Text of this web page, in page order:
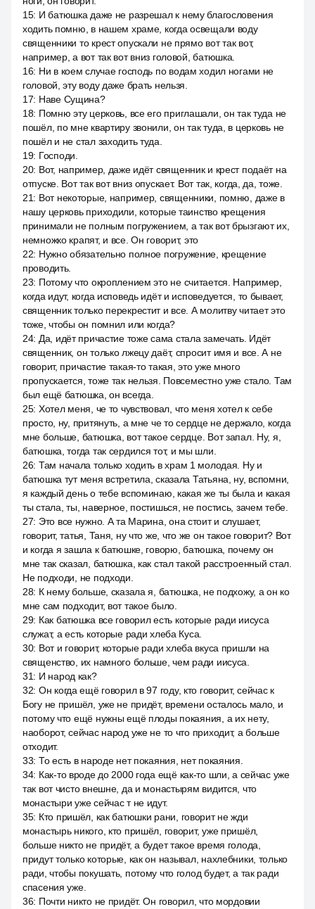
15: И батюшка даже не разрешал к нему благословения
ходить помню, в нашем храме, когда освещали воду
священники то крест опускали не прямо вот так вот,
например, а вот так вот вниз головой, батюшка.
16: Ни в коем случае господь по водам ходил ногами не
головой, эту воду даже брать нельзя.
17: Наве Сущина?
18: Помню эту церковь, все его приглашали, он так туда не
пошёл, по мне квартиру звонили, он так туда, в церковь не
пошёл и не стал заходить туда.
19: Господи.
20: Вот, например, даже идёт священник и крест подаёт на
отпуске. Вот так вот вниз опускает. Вот так, когда, да, тоже.
21: Вот некоторые, например, священники, помню, даже в
нашу церковь приходили, которые таинство крещения
принимали не полным погружением, а так вот брызгают их,
немножко крапят, и все. Он говорит, это
22: Нужно обязательно полное погружение, крещение
проводить.
23: Потому что окроплением это не считается. Например,
когда идут, когда исповедь идёт и исповедуется, то бывает,
священник только перекрестит и все. А молитву читает это
тоже, чтобы он помнил или когда?
24: Да, идёт причастие тоже сама стала замечать. Идёт
священник, он только лжецу даёт, спросит имя и все. А не
говорит, причастие такая-то такая, это уже много
пропускается, тоже так нельзя. Повсеместно уже стало. Там
был ещё батюшка, он всегда.
25: Хотел меня, че то чувствовал, что меня хотел к себе
просто, ну, притянуть, а мне че то сердце не держало, когда
мне больше, батюшка, вот такое сердце. Вот запал. Ну, я,
батюшка, тогда так сердился тот, и мы шли.
26: Там начала только ходить в храм 1 молодая. Ну и
батюшка тут меня встретила, сказала Татьяна, ну, вспомни,
я каждый день о тебе вспоминаю, какая же ты была и какая
ты стала, ты, наверное, постишься, не постись, зачем тебе.
27: Это все нужно. А та Марина, она стоит и слушает,
говорит, татья, Таня, ну что же, что же он такое говорит? Вот
и когда я зашла к батюшке, говорю, батюшка, почему он
мне так сказал, батюшка, как стал такой расстроенный стал.
Не подходи, не подходи.
28: К нему больше, сказала я, батюшка, не подхожу, а он ко
мне сам подходит, вот такое было.
29: Как батюшка все говорил есть которые ради иисуса
служат, а есть которые ради хлеба Куса.
30: Вот и говорит, которые ради хлеба вкуса пришли на
священство, их намного больше, чем ради иисуса.
31: И народ как?
32: Он когда ещё говорил в 97 году, кто говорит, сейчас к
Богу не пришёл, уже не придёт, времени осталось мало, и
потому что ещё нужны ещё плоды покаяния, а их нету,
наоборот, сейчас народ уже не то что приходит, а больше
отходит.
33: То есть в народе нет покаяния, нет покаяния.
34: Как-то вроде до 2000 года ещё как-то шли, а сейчас уже
так вот чисто внешне, да и монастырям видится, что
монастыри уже сейчас т не идут.
35: Кто пришёл, как батюшки рани, говорит не жди
монастырь никого, кто пришёл, говорит, уже пришёл,
больше никто не придёт, а будет такое время голода,
придут только которые, как он называл, нахлебники, только
ради, чтобы покушать, потому что голод будет, а так ради
спасения уже.
36: Почти никто не придёт. Он говорил, что мордовии